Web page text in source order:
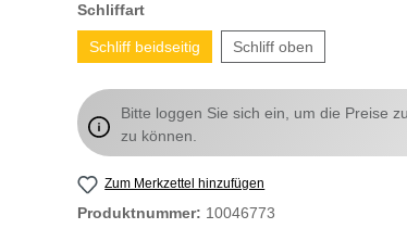
Schliffart
Schliff beidseitig Schliff oben
Bitte loggen Sie sich ein, um die Preise
zu können.
Zum Merkzettel hinzufügen
Produktnummer: 10046773